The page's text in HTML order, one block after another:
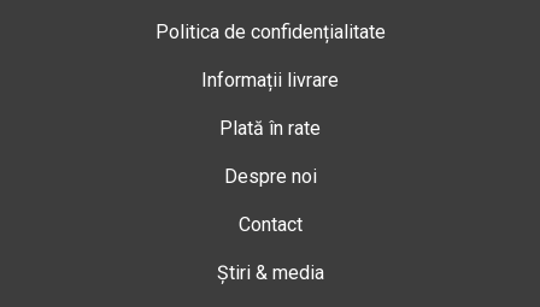
Politica de confidențialitate
Informații livrare
Plată în rate
Despre noi
Contact
Știri & media